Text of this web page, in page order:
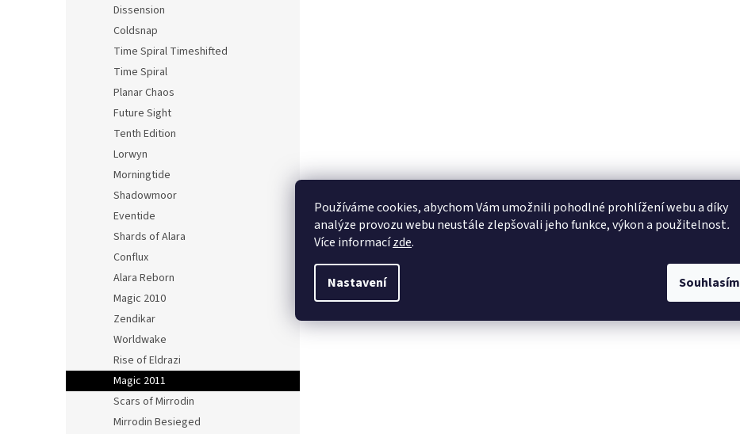
Používáme cookies, abychom Vám umožnili pohodlné prohlížení webu a díky
analýze provozu webu neustále zlepšovali jeho funkce, výkon a použitelnost.
Více informacízde.
Nastavení Souhlasím
Dissension
Coldsnap
Time Spiral Timeshifted
Time Spiral
Planar Chaos
Future Sight
Tenth Edition
Lorwyn
Morningtide
Shadowmoor
Eventide
Shards of Alara
Conflux
Alara Reborn
Magic 2010
Zendikar
Worldwake
Rise of Eldrazi
Magic 2011
Scars of Mirrodin
Mirrodin Besieged